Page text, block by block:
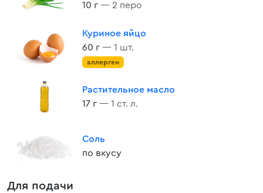
10 г — 2 перо
Куриное яйцо
60 г — 1 шт.
аллерген
Растительное масло
17 г — 1 ст. л.
Соль
по вкусу
Для подачи